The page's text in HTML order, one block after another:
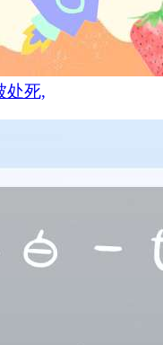
处死,